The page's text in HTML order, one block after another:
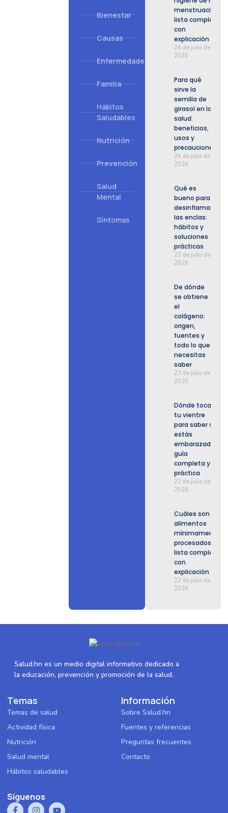
Bienestar
Causas
Enfermedades
Familia
Hábitos
Saludables
Nutrición
Prevención
Salud
Mental
Síntomas
menstruación:
lista completa
con
explicación
24 de julio de
2026
Para qué
sirve la
semilla de
girasol en la
salud:
beneficios,
usos y
precauciones
24 de julio de
2026
Qué es
bueno para
desinflamar
las encías:
hábitos y
soluciones
prácticas
23 de julio de
2026
De dónde
se obtiene
el
colágeno:
origen,
fuentes y
todo lo que
necesitas
saber
23 de julio de
2026
Dónde tocar
tu vientre
para saber si
estás
embarazada:
guía
completa y
práctica
22 de julio de
2026
Cuáles son los
alimentos
mínimamente
procesados:
lista completa
con
explicación
22 de julio de
2026
Salud.hn es un medio digital informativo dedicado a
la educación, prevención y promoción de la salud.
Temas
Temas de salud
Actividad física
Nutrición
Salud mental
Hábitos saludables
Información
Sobre Salud.hn
Fuentes y referencias
Preguntas frecuentes
Contacto
Síguenos